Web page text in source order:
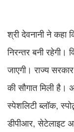
श्री देवनानी ने कहा
निरन्तर बनी रहेगी।
जाएगी। राज्य
की सौगात मिली है।
स्पेशलिटी ब्लॉक,
डीपीआर, सेटेलाइट